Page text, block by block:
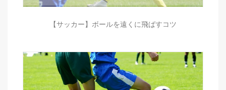
【サッカー】ボールを遠くに飛ばすコツ